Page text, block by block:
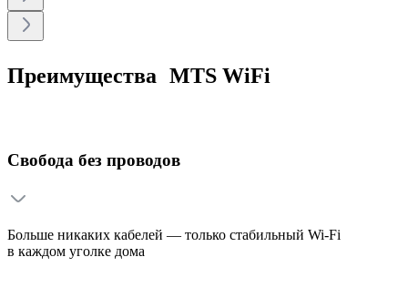
Преимущества MTS WiFi
Свобода без проводов
Больше никаких кабелей — только стабильный Wi-Fi
в каждом уголке дома